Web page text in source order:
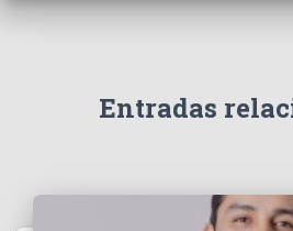
Entradas